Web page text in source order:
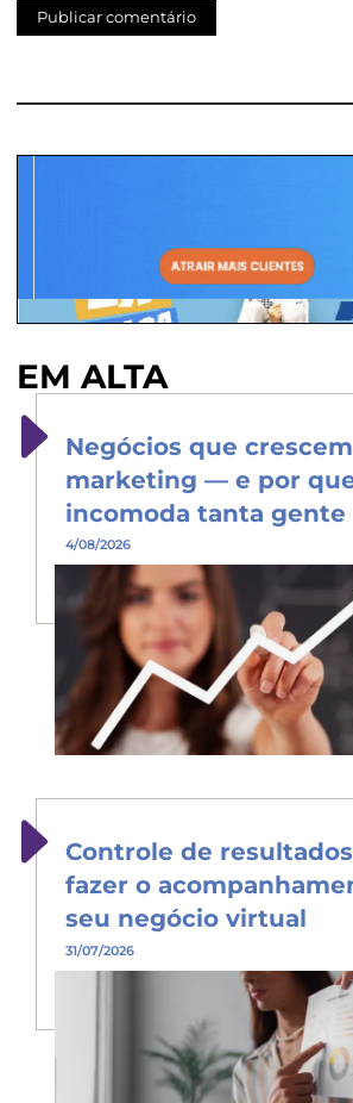
EM ALTA
Negócios que
marketing — e por
incomoda tanta gente
4/08/2026
Controle de
fazer o
seu negócio virtual
31/07/2026